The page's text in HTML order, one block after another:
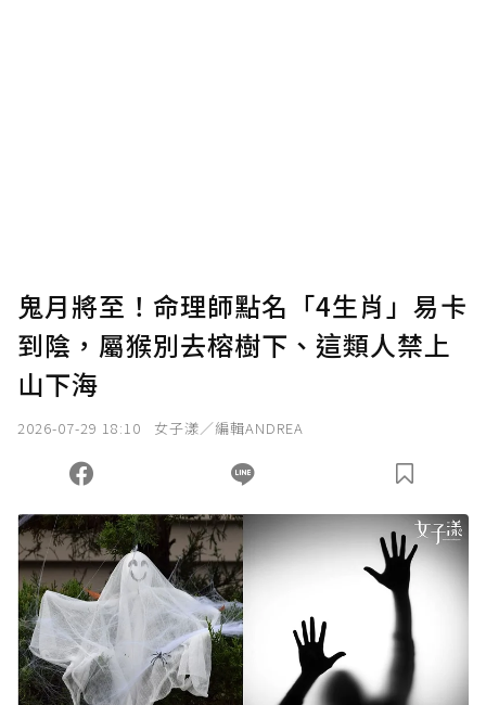
鬼月將至！命理師點名「4生肖」易卡
到陰，屬猴別去榕樹下、這類人禁上
山下海
2026-07-29 18:10 女子漾／編輯ANDREA